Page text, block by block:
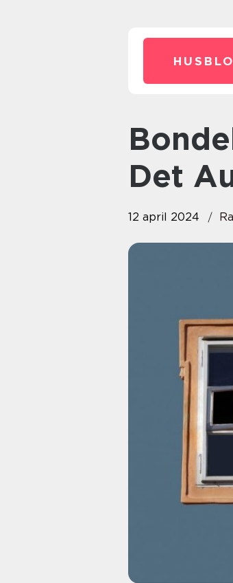
Bondehusvinduer En Guide Til
Det
12 april 2024